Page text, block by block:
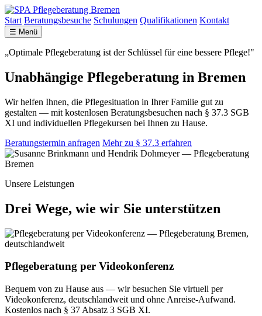
Start Beratungsbesuche Schulungen Qualifikationen Kontakt
☰ Menü
„Optimale Pflegeberatung ist der Schlüssel für eine bessere Pflege!"
Unabhängige Pflegeberatung in Bremen
Wir helfen Ihnen, die Pflegesituation in Ihrer Familie gut zu
gestalten — mit kostenlosen Beratungsbesuchen nach § 37.3 SGB
XI und individuellen Pflegekursen bei Ihnen zu Hause.
Beratungstermin anfragen Mehr zu § 37.3 erfahren
Unsere Leistungen
Drei Wege, wie wir Sie unterstützen
Pflegeberatung per Videokonferenz
Bequem von zu Hause aus — wir besuchen Sie virtuell per
Videokonferenz, deutschlandweit und ohne Anreise-Aufwand.
Kostenlos nach § 37 Absatz 3 SGB XI.